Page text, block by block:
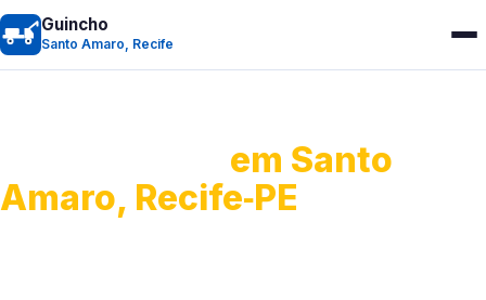
Guincho
Santo Amaro, Recife
em Santo
Amaro, Recife‑PE